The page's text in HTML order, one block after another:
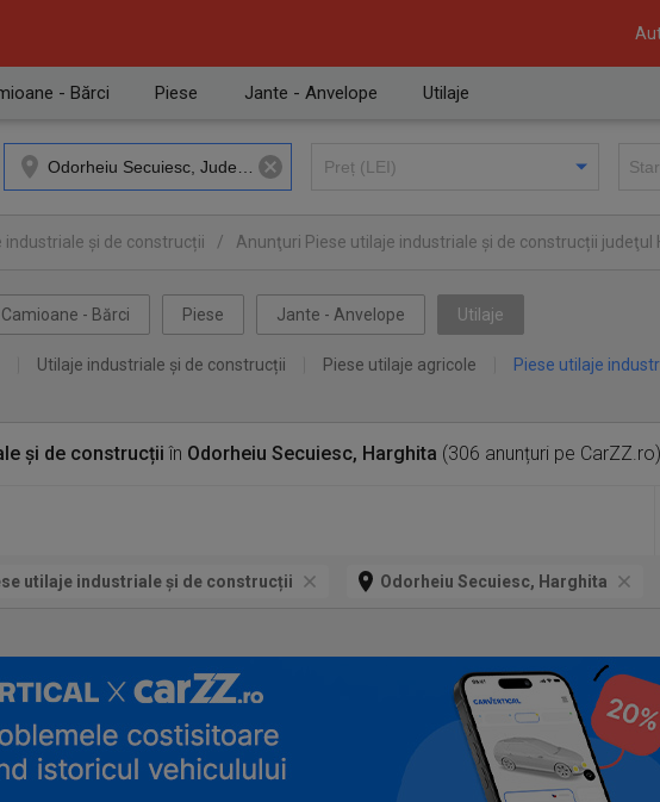
- Bărci Piese Jante - Anvelope Utilaje
și de construcții / Anunţuri Piese utilaje industriale și de construcții judeţul
Odorheiu Secuiesc
Camioane - Bărci Piese Jante - Anvelope Utilaje
Utilaje industriale și de construcții Piese utilaje agricole Piese utilaje
și de construcții în Odorheiu Secuiesc, Harghita (306 anunțuri pe CarZZ.ro)
utilaje industriale și de construcții Odorheiu Secuiesc, Harghita